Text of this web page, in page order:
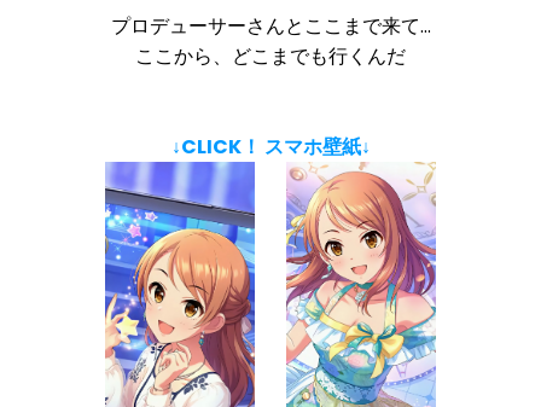
プロデューサーさんとここまで来て…
ここから、どこまでも行くんだ
↓CLICK！ スマホ壁紙↓